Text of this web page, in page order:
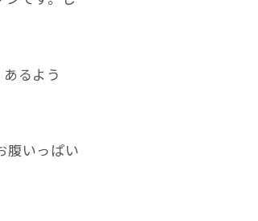
るよう
腹いっぱい